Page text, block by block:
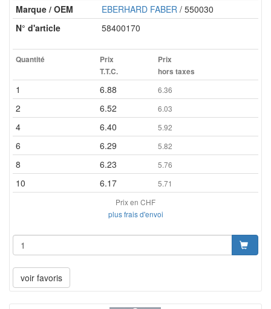
Marque / OEM
EBERHARD FABER / 550030
N° d'article
58400170
Quantité
Prix
T.T.C.
Prix
hors taxes
1 6.88 6.36
2 6.52 6.03
4 6.40 5.92
6 6.29 5.82
8 6.23 5.76
10 6.17
5.71
Prix en CHF
plus frais d'envoi
voir favoris